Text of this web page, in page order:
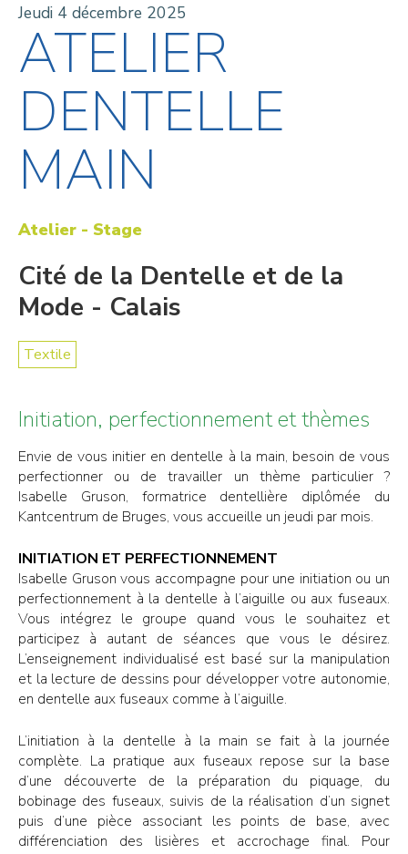
Jeudi 4 décembre 2025
ATELIER
DENTELLE
MAIN
Atelier - Stage
Cité de la Dentelle et de la
Mode - Calais
Textile
Initiation, perfectionnement et thèmes
Envie de vous initier en dentelle à la main, besoin de vous
perfectionner ou de travailler un thème particulier ?
Isabelle Gruson, formatrice dentellière diplômée du
Kantcentrum de Bruges, vous accueille un jeudi par mois.
INITIATION ET PERFECTIONNEMENT
Isabelle Gruson vous accompagne pour une initiation ou un
perfectionnement à la dentelle à l’aiguille ou aux fuseaux.
Vous intégrez le groupe quand vous le souhaitez et
participez à autant de séances que vous le désirez.
L’enseignement individualisé est basé sur la manipulation
et la lecture de dessins pour développer votre autonomie,
en dentelle aux fuseaux comme à l’aiguille.
L’initiation à la dentelle à la main se fait à la journée
complète. La pratique aux fuseaux repose sur la base
d’une découverte de la préparation du piquage, du
bobinage des fuseaux, suivis de la réalisation d’un signet
puis d’une pièce associant les points de base, avec
différenciation des lisières et accrochage final. Pour